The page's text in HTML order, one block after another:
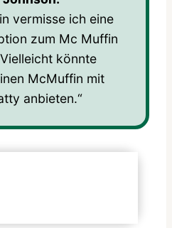
vermisse ich eine
zum Mc Muffin
könnte
McMuffin mit
anbieten.“